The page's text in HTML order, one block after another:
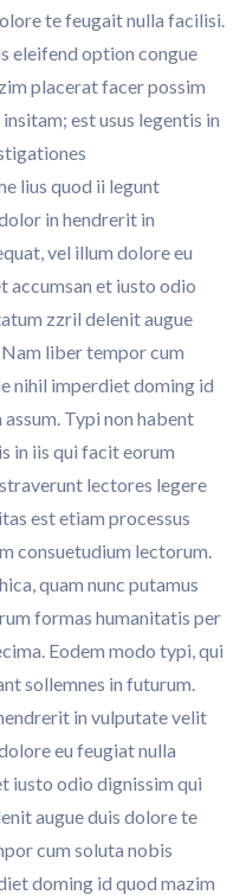
te feugait nulla facilisi.
eleifend option congue
placerat facer possim
est usus legentis in
lius quod ii legunt
in hendrerit in
vel illum dolore eu
accumsan et iusto odio
zzril delenit augue
liber tempor cum
nihil imperdiet doming id
Typi non habent
in iis qui facit eorum
lectores legere
est etiam processus
consuetudium lectorum.
quam nunc putamus
formas humanitatis per
Eodem modo typi, qui
sollemnes in futurum.
in vulputate velit
eu feugiat nulla
iusto odio dignissim qui
augue duis dolore te
cum soluta nobis
doming id quod mazim